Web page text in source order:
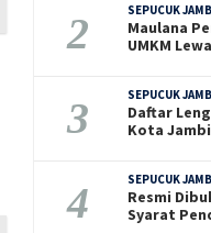
2 SEPUCUK
Maulana
UMKM
3 SEPUCUK
Daftar
Kota
4 SEPUCUK
Resmi
Syarat